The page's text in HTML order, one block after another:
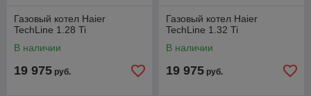
Газовый котел Haier
TechLine 1.28 Ti
В наличии
19 975 руб.
Газовый котел Haier
TechLine 1.32 Ti
В наличии
19 975 руб.